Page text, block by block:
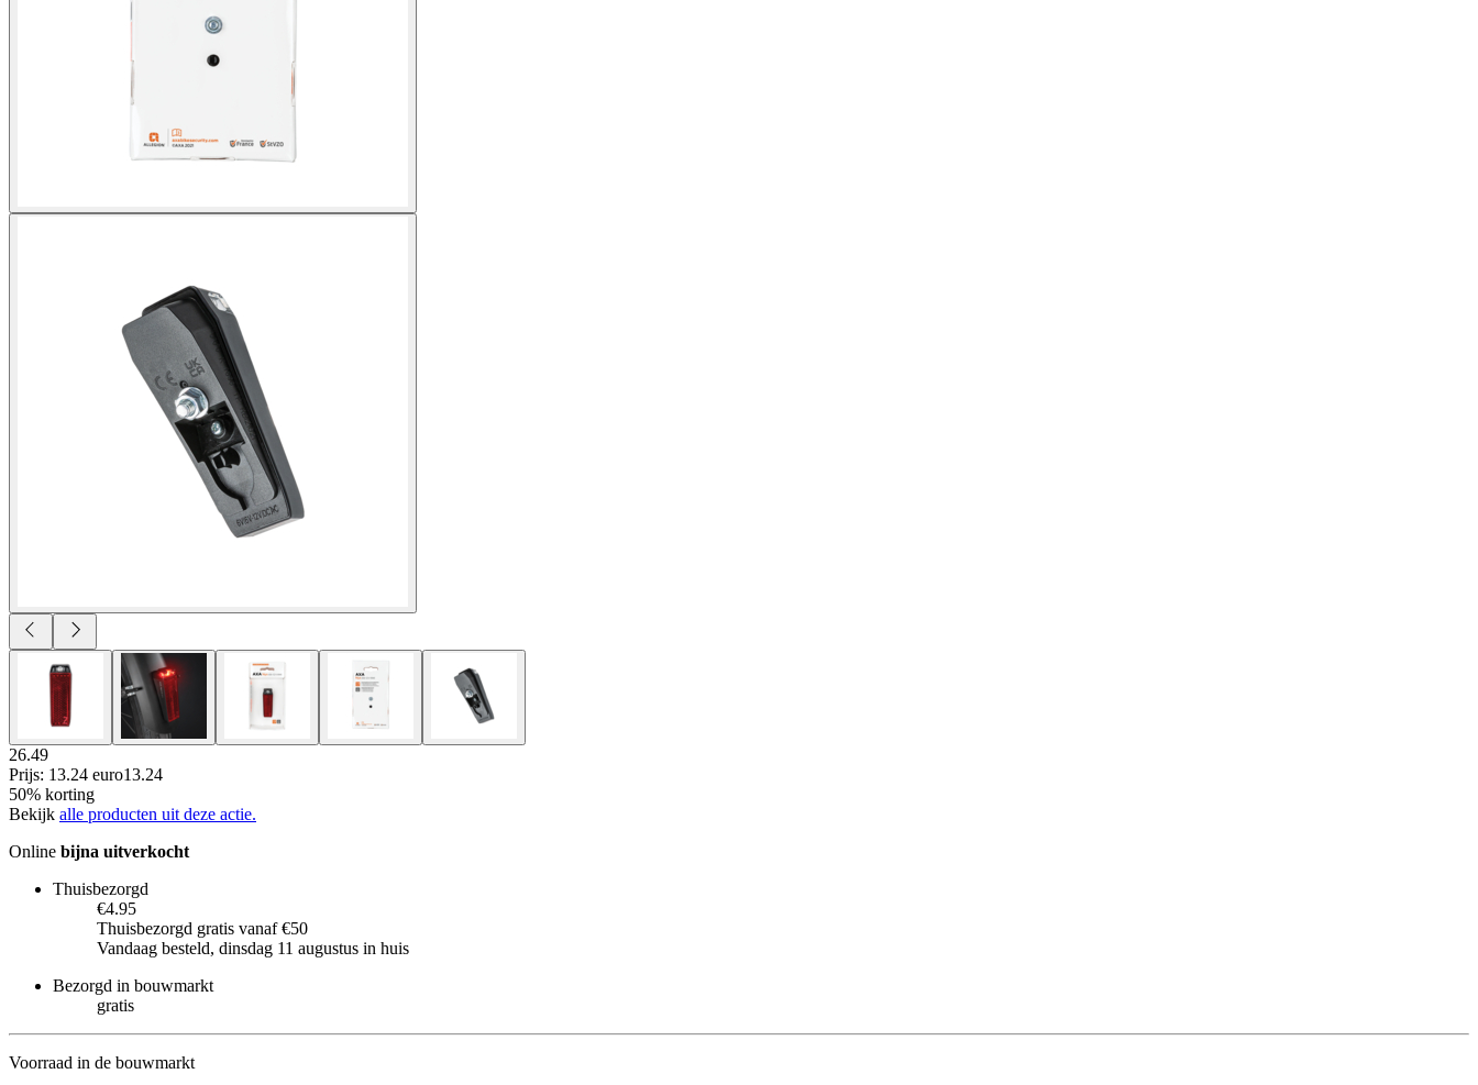
26.49
Prijs: 13.24 euro13.24
50% korting
Bekijk alle producten uit deze actie.
Online bijna uitverkocht
Thuisbezorgd
€4.95
Thuisbezorgd gratis vanaf €50
Vandaag besteld, dinsdag 11 augustus in huis
Bezorgd in bouwmarkt
gratis
Voorraad in de bouwmarkt